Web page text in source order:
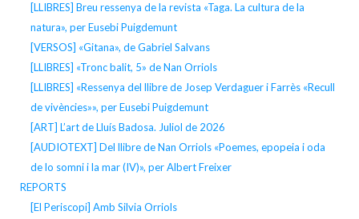
[LLIBRES] Breu ressenya de la revista «Taga. La cultura de la
natura», per Eusebi Puigdemunt
[VERSOS] «Gitana», de Gabriel Salvans
[LLIBRES] «Tronc balit, 5» de Nan Orriols
[LLIBRES] «Ressenya del llibre de Josep Verdaguer i Farrès «Recull
de vivències»», per Eusebi Puigdemunt
[ART] L’art de Lluís Badosa. Juliol de 2026
[AUDIOTEXT] Del llibre de Nan Orriols «Poemes, epopeia i oda
de lo somni i la mar (IV)», per Albert Freixer
REPORTS
[El Periscopi] Amb Silvia Orriols